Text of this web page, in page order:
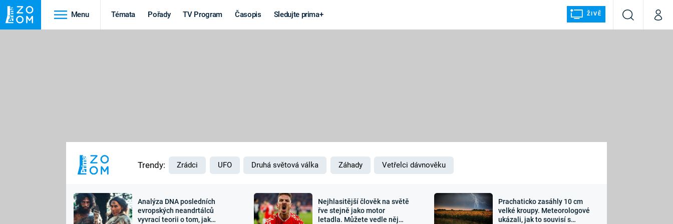
Menu Témata Pořady TV Program Časopis Sledujte prima+ ŽIVĚ
VyhledáváníMůj
MARS
Výročí
Záhady a
Zajímavosti Sledujte nás
Trendy: Zrádci UFO Druhá světová válka Záhady Vetřelci dávnověku
Analýza DNA posledních
evropských neandrtálců
vyvrací teorii o tom, jak
Nejhlasitější člověk na světě
řve stejně jako motor
letadla. Můžete vedle něj
Prachaticko zasáhly 10 cm
velké kroupy. Meteorologové
ukázali, jak to souvisí s